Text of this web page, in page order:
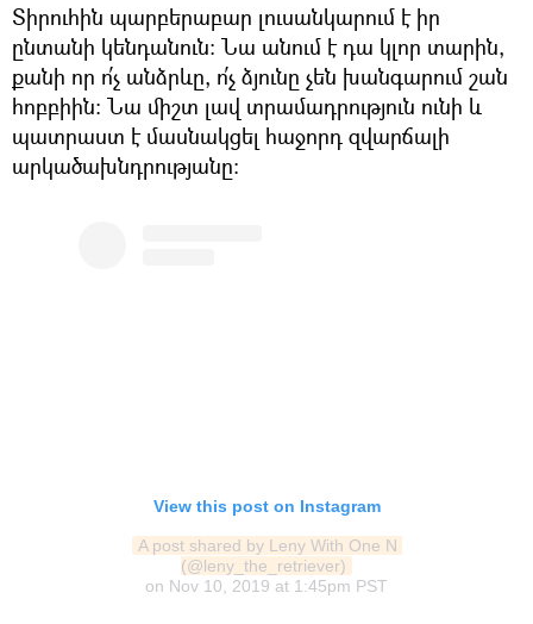
Տիրուհին պարբերաբար լուսանկարում է իր
ընտանի կենդանուն: Նա անում է դա կլոր տարին,
քանի որ ո՛չ անձրևը, ո՛չ ձյունը չեն խանգարում շան
հոբբիին։ Նա միշտ լավ տրամադրություն ունի և
պատրաստ է մասնակցել հաջորդ զվարճալի
արկածախնդրությանը:
View this post on Instagram
A post shared by Leny With One N
(@leny_the_retriever)
on Nov 10, 2019 at 1:45pm PST